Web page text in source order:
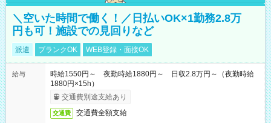
＼空いた時間で働く！／日払いOK×1勤務2.8万
円も可！施設での見回りなど
派遣 ブランクOK WEB登録・面接OK
給与
時給1550円～ 夜勤時給1880円～ 日収2.8万円～（夜勤時給
1880円×15h）
交通費別途支給あり
交通費 交通費全額支給